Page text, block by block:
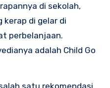
di sekolah,
kerap di gelar di
perbelanjaan.
adalah Child Go
satu rekomendasi